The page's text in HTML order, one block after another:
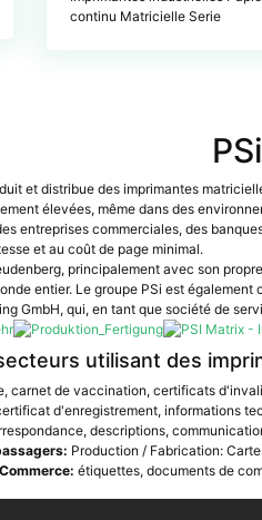
continu Matricielle Serie
et distribue des imprimantes
élevées, même dans des
entreprises commerciales, des
et au coût de page minimal.
principalement avec son
entier. Le groupe PSi est
GmbH, qui, en tant que société de
utilisant des
carnet de vaccination, certificats
d'enregistrement, informations
descriptions,
Production / Fabrication:
Commerce: étiquettes, documents de